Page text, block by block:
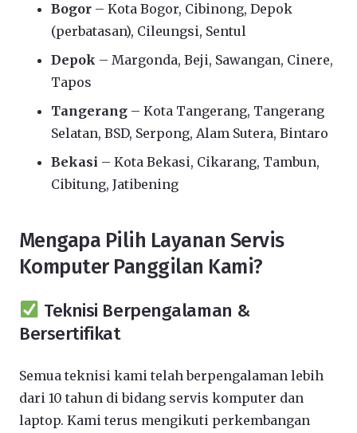
Bogor – Kota Bogor, Cibinong, Depok
(perbatasan), Cileungsi, Sentul
Depok – Margonda, Beji, Sawangan, Cinere,
Tapos
Tangerang – Kota Tangerang, Tangerang
Selatan, BSD, Serpong, Alam Sutera, Bintaro
Bekasi – Kota Bekasi, Cikarang, Tambun,
Cibitung, Jatibening
Mengapa Pilih Layanan Servis
Komputer Panggilan Kami?
Teknisi Berpengalaman &
Bersertifikat
Semua teknisi kami telah berpengalaman lebih
dari 10 tahun di bidang servis komputer dan
laptop. Kami terus mengikuti perkembangan